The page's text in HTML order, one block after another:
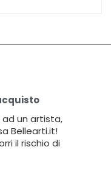
ad un artista,
Bellearti.it!
il rischio di